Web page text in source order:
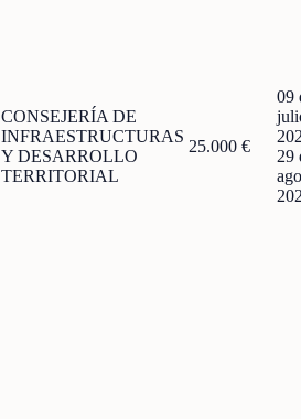
CONSEJERÍA DE
INFRAESTRUCTURAS
Y DESARROLLO
TERRITORIAL
25.000 €
09
29